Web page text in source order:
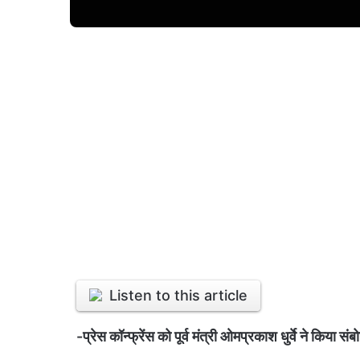
Listen to this article
-प्रेस कॉन्फ्रेंस को पूर्व मंत्री ओमप्रकाश धुर्वे ने किया